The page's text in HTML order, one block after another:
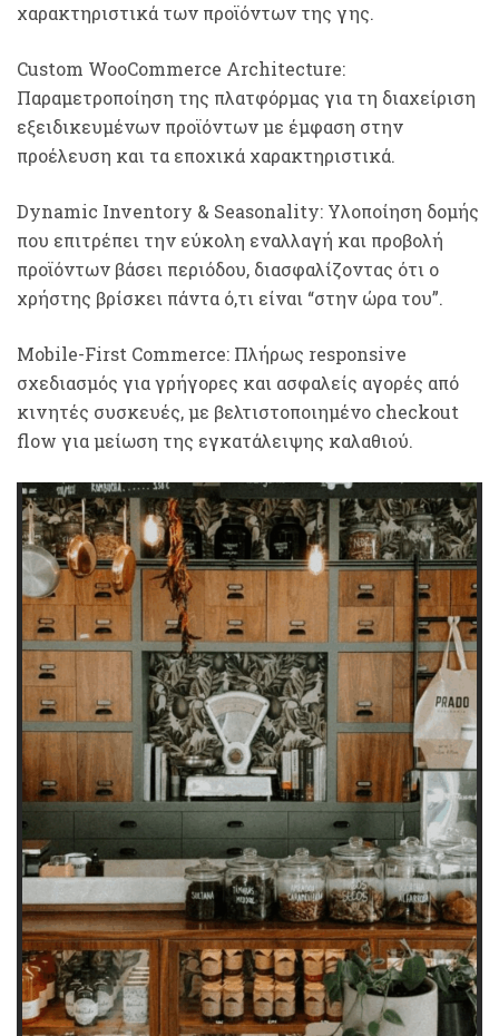
χαρακτηριστικά των προϊόντων της γης.
Custom WooCommerce Architecture:
Παραμετροποίηση της πλατφόρμας για τη διαχείριση
εξειδικευμένων προϊόντων με έμφαση στην
προέλευση και τα εποχικά χαρακτηριστικά.
Dynamic Inventory & Seasonality: Υλοποίηση δομής
που επιτρέπει την εύκολη εναλλαγή και προβολή
προϊόντων βάσει περιόδου, διασφαλίζοντας ότι ο
χρήστης βρίσκει πάντα ό,τι είναι “στην ώρα του”.
Mobile-First Commerce: Πλήρως responsive
σχεδιασμός για γρήγορες και ασφαλείς αγορές από
κινητές συσκευές, με βελτιστοποιημένο checkout
flow για μείωση της εγκατάλειψης καλαθιού.